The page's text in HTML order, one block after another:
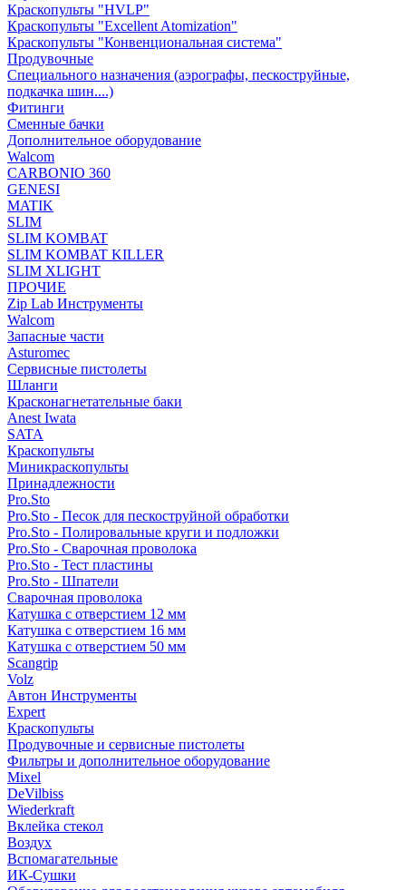
Краскопульты "HVLP"
Краскопульты "Excellent Atomization"
Краскопульты "Конвенциональная система"
Продувочные
Специального назначения (аэрографы, пескоструйные,
подкачка шин....)
Фитинги
Сменные бачки
Дополнительное оборудование
Walcom
CARBONIO 360
GENESI
MATIK
SLIM
SLIM KOMBAT
SLIM KOMBAT KILLER
SLIM XLIGHT
ПРОЧИЕ
Zip Lab Инструменты
Walсom
Запасные части
Asturomec
Сервисные пистолеты
Шланги
Красконагнетательные баки
Anest Iwata
SATA
Краскопульты
Миникраскопульты
Принадлежности
Pro.Sto
Pro.Sto - Песок для пескоструйной обработки
Pro.Sto - Полировальные круги и подложки
Pro.Sto - Сварочная проволока
Pro.Sto - Тест пластины
Pro.Sto - Шпатели
Сварочная проволока
Катушка с отверстием 12 мм
Катушка с отверстием 16 мм
Катушка с отверстием 50 мм
Scangrip
Volz
Автон Инструменты
Expert
Краскопульты
Продувочные и сервисные пистолеты
Фильтры и дополнительное оборудование
Mixel
DeVilbiss
Wiederkraft
Вклейка стекол
Воздух
Вспомагательные
ИК-Сушки